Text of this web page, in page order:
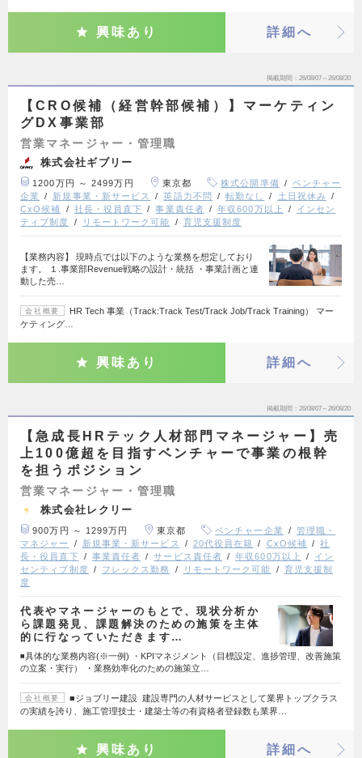
興味あり 詳細へ
掲載期間 26/08/07～26/08/20
【CRO候補（経営幹部候補）】マーケティン
グDX事業部
営業マネージャー・管理職
株式会社ギブリー
1200万円 ～ 2499万円 東京都 株式公開準備
ベンチャー
企業
新規事業・新サービス 英語力不問 転勤なし
土日祝休み
CxO候補
社長・役員直下 事業責任者 年収600万以上
インセン
ティブ制度
リモートワーク可能 育児支援制度
【業務内容】 現時点では以下のような業務を想定しており
ます。 １.事業部Revenue戦略の設計・統括 ・事業計画と連
動した売…
会社概要
HR Tech 事業（Track:Track Test/Track Job/Track Training） マー
ケティング…
興味あり 詳細へ
掲載期間 26/08/07～26/08/20
【急成長HRテック人材部門マネージャー】売
上100億超を目指すベンチャーで事業の根幹
を担うポジション
営業マネージャー・管理職
株式会社レクリー
900万円 ～ 1299万円 東京都 ベンチャー企業
管理職・
マネジャー
新規事業・新サービス 20代役員在籍 CxO候補
社
長・役員直下
事業責任者 サービス責任者 年収600万以上
イン
センティブ制度
フレックス勤務 リモートワーク可能
育児支援制
度
代表やマネージャーのもとで、現状分析か
ら課題発見、課題解決のための施策を主体
的に行なっていただきます…
◾️具体的な業務内容(※一例) ・KPIマネジメント（目標設定、進捗管理、改善施策
の立案・実行） ・業務効率化のための施策立…
会社概要
■ジョブリー建設 建設専門の人材サービスとして業界トップクラス
の実績を誇り、施工管理技士・建築士等の有資格者登録数も業界…
興味あり 詳細へ